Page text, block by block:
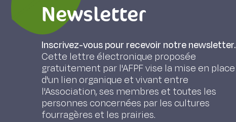
Newsletter
Inscrivez-vous pour recevoir notre newsletter.
Cette lettre électronique proposée
gratuitement par l'AFPF vise la mise en place
d'un lien organique et vivant entre
l'Association, ses membres et toutes les
personnes concernées par les cultures
fourragères et les prairies.